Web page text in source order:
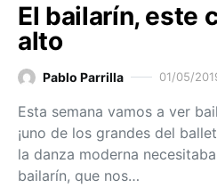
El bailarín, este
alto
Pablo Parrilla 01/05/
Esta semana vamos a ver
¡uno de los grandes del
la danza moderna
bailarín, que nos…